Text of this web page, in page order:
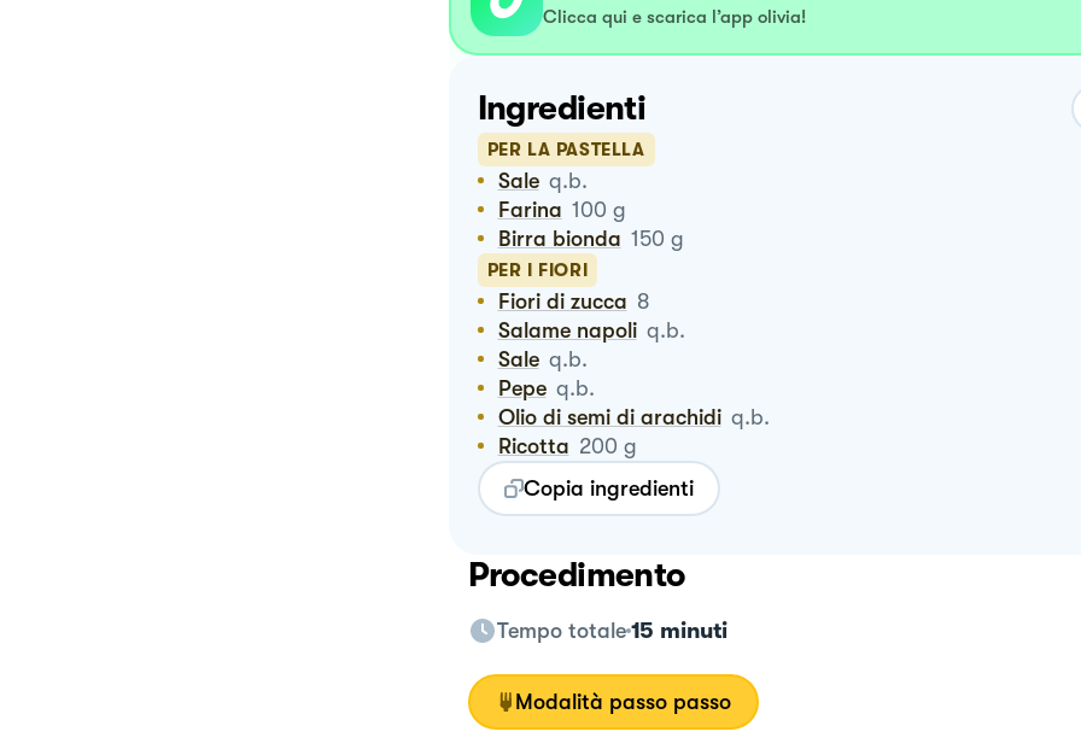
Clicca qui e scarica l’app olivia!
Ingredienti
PER LA PASTELLA
Sale q.b.
Farina 100 g
Birra bionda 150 g
PER I FIORI
Fiori di zucca 8
Salame napoli q.b.
Sale q.b.
Pepe q.b.
Olio di semi di arachidi q.b.
Ricotta 200 g
Copia ingredienti
Procedimento
Tempo totale 15 minuti
Modalità passo passo